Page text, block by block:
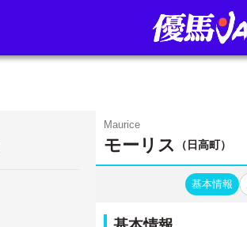
Maurice
モーリス （日高町）
基本情報